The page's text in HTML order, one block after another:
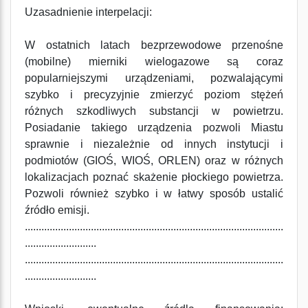
Uzasadnienie interpelacji:
W ostatnich latach bezprzewodowe przenośne
(mobilne) mierniki wielogazowe są coraz
popularniejszymi urządzeniami, pozwalającymi
szybko i precyzyjnie zmierzyć poziom stężeń
różnych szkodliwych substancji w powietrzu.
Posiadanie takiego urządzenia pozwoli Miastu
sprawnie i niezależnie od innych instytucji i
podmiotów (GIOŚ, WIOŚ, ORLEN) oraz w różnych
lokalizacjach poznać skażenie płockiego powietrza.
Pozwoli również szybko i w łatwy sposób ustalić
źródło emisji.
..............................................................................................
..........................
..............................................................................................
..........................